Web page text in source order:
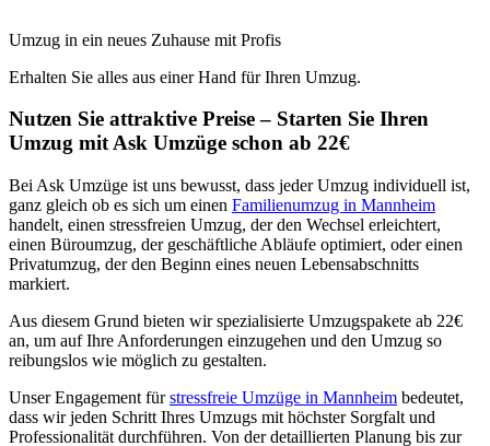
Umzug in ein neues Zuhause mit Profis
Erhalten Sie alles aus einer Hand für Ihren Umzug.
Nutzen Sie attraktive Preise – Starten Sie Ihren
Umzug mit Ask Umzüge schon ab 22€
Bei Ask Umzüge ist uns bewusst, dass jeder Umzug individuell ist,
ganz gleich ob es sich um einen Familienumzug in Mannheim
handelt, einen stressfreien Umzug, der den Wechsel erleichtert,
einen Büroumzug, der geschäftliche Abläufe optimiert, oder einen
Privatumzug, der den Beginn eines neuen Lebensabschnitts
markiert.
Aus diesem Grund bieten wir spezialisierte Umzugspakete ab 22€
an, um auf Ihre Anforderungen einzugehen und den Umzug so
reibungslos wie möglich zu gestalten.
Unser Engagement fürstressfreie Umzüge in Mannheim bedeutet,
dass wir jeden Schritt Ihres Umzugs mit höchster Sorgfalt und
Professionalität durchführen. Von der detaillierten Planung bis zur